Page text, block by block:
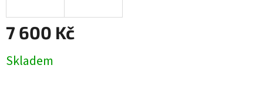
7 600 Kč
cena:
Skladem